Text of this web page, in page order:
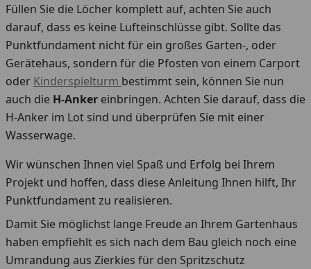
Füllen Sie die Löcher komplett auf, achten Sie auch
darauf, dass es keine Lufteinschlüsse gibt. Sollte das
Punktfundament nicht für ein großes Garten-, oder
Gerätehaus, sondern für die Pfosten von einem Carport
oder Kinderspielturm bestimmt sein, können Sie nun
auch die H-Anker einbringen. Achten Sie darauf, dass die
H-Anker im Lot sind und überprüfen Sie mit einer
Wasserwage.
Wir wünschen Ihnen viel Spaß und Erfolg bei Ihrem
Projekt und hoffen, dass diese Anleitung Ihnen hilft, Ihr
Punktfundament zu realisieren.
Damit Sie möglichst lange Freude an Ihrem Gartenhaus
haben empfiehlt es sich nach dem Bau gleich noch eine
Umrandung aus Zierkies für den Spritzschutz